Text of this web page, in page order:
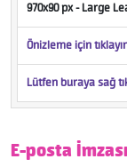
970x90 px - Large
Önizleme için
Lütfen buraya sağ
E-posta İmzası